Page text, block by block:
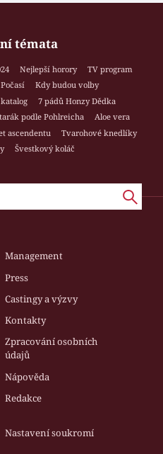
témata
Nejlepší horory
TV program
Počasí
Kdy budou volby
7 pádů Honzy Dědka
podle Pohlreicha
Aloe vera
ascendentu
Tvarohové knedlíky
Švestkový koláč
Management
Press
Castingy a výzvy
Kontakty
Zpracování osobních
údajů
Nápověda
Redakce
Nastavení soukromí